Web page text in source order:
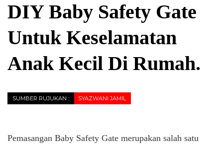
DIY Baby Safety Gate
Untuk Keselamatan
Anak Kecil Di Rumah.
SUMBER RUJUKAN : SYAZWANI JAMIL
Pemasangan Baby Safety Gate merupakan salah satu